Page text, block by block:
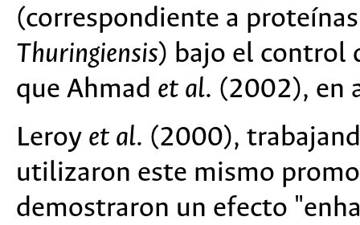
(correspondiente a
Thuringiensis) bajo el control
que Ahmad et al. (2002), en
Leroy et al. (2000),
utilizaron este mismo
demostraron un efecto